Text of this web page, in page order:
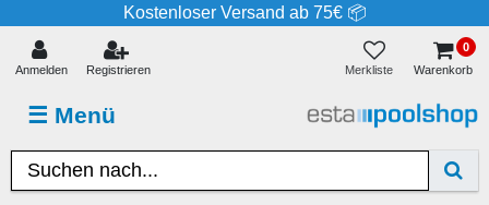
Kostenloser Versand ab 75€ 📦
☰ Menü
Anmelden Registrieren Merkliste
0
Warenkorb